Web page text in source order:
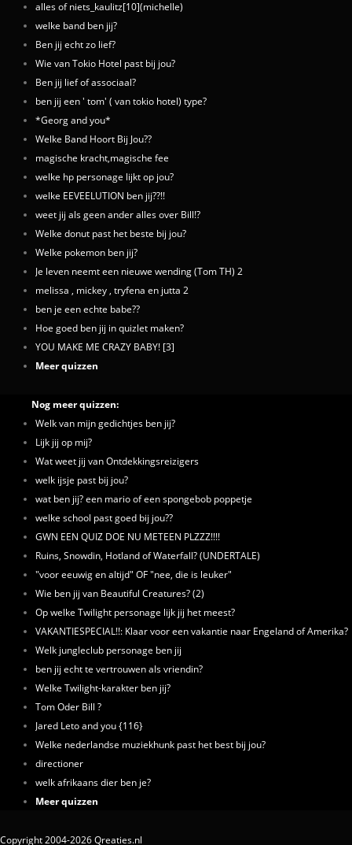
alles of niets_kaulitz[10](michelle)
welke band ben jij?
Ben jij echt zo lief?
Wie van Tokio Hotel past bij jou?
Ben jij lief of associaal?
ben jij een ' tom' ( van tokio hotel) type?
*Georg and you*
Welke Band Hoort Bij Jou??
magische kracht,magische fee
welke hp personage lijkt op jou?
welke EEVEELUTION ben jij??!!
weet jij als geen ander alles over Bill!?
Welke donut past het beste bij jou?
Welke pokemon ben jij?
Je leven neemt een nieuwe wending (Tom TH) 2
melissa , mickey , tryfena en jutta 2
ben je een echte babe??
Hoe goed ben jij in quizlet maken?
YOU MAKE ME CRAZY BABY! [3]
Meer quizzen
Nog meer quizzen:
Welk van mijn gedichtjes ben jij?
Lijk jij op mij?
Wat weet jij van Ontdekkingsreizigers
welk ijsje past bij jou?
wat ben jij? een mario of een spongebob poppetje
welke school past goed bij jou??
GWN EEN QUIZ DOE NU METEEN PLZZZ!!!!
Ruins, Snowdin, Hotland of Waterfall? (UNDERTALE)
"voor eeuwig en altijd" OF "nee, die is leuker"
Wie ben jij van Beautiful Creatures? (2)
Op welke Twilight personage lijk jij het meest?
VAKANTIESPECIAL!!: Klaar voor een vakantie naar Engeland of Amerika?
Welk jungleclub personage ben jij
ben jij echt te vertrouwen als vriendin?
Welke Twilight-karakter ben jij?
Tom Oder Bill ?
Jared Leto and you {116}
Welke nederlandse muziekhunk past het best bij jou?
directioner
welk afrikaans dier ben je?
Meer quizzen
Copyright 2004-2026 Qreaties.nl